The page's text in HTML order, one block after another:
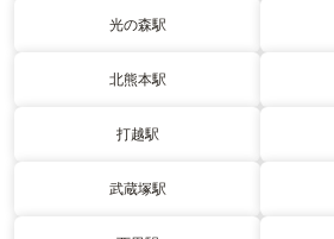
光の森駅
北熊本駅
打越駅
武蔵塚駅